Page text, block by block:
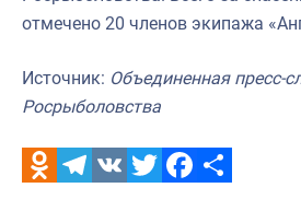
отмечено 20 членов экипажа
Источник: Объединенная пресс-
Росрыболовства